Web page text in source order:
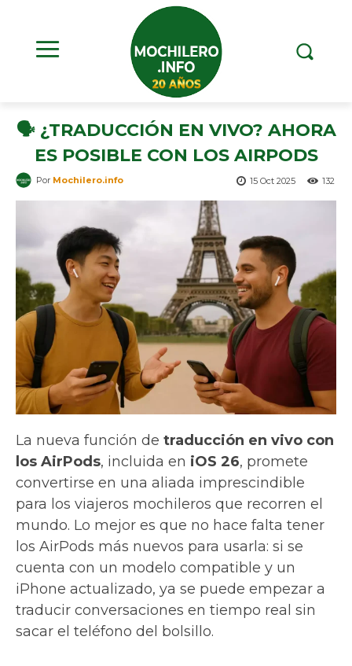
🗣️ ¿TRADUCCIÓN EN VIVO? AHORA
ES POSIBLE CON LOS AIRPODS
132
15 Oct 2025
Por Mochilero.info
La nueva función de traducción en vivo con
los AirPods, incluida en iOS 26, promete
convertirse en una aliada imprescindible
para los viajeros mochileros que recorren el
mundo. Lo mejor es que no hace falta tener
los AirPods más nuevos para usarla: si se
cuenta con un modelo compatible y un
iPhone actualizado, ya se puede empezar a
traducir conversaciones en tiempo real sin
sacar el teléfono del bolsillo.